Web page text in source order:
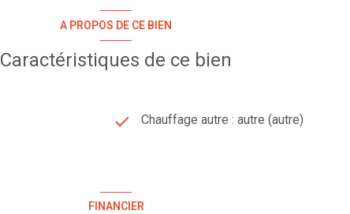
A PROPOS DE CE BIEN
Caractéristiques de ce bien
Chauffage autre : autre (autre)
FINANCIER